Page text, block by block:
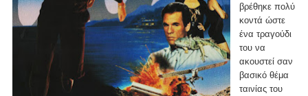
βρέθηκε πολύ
κοντά ώστε
ένα τραγούδι
του να
ακουστεί σαν
βασικό θέμα
ταινίας του